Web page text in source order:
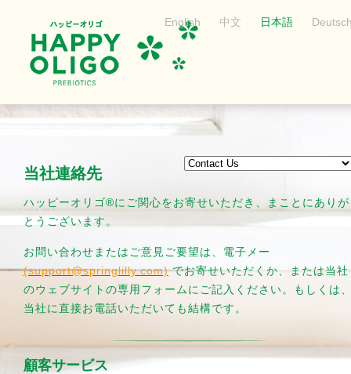
English 中文 日本語
当社連絡先
ハッピーオリゴ®にご関心をお寄せいただき、まことにありが
とうございます。
お問い合わせまたはご意見ご要望は、電子メー
(support@springlilly.com) でお寄せいただくか、または当社
のウェブサイトの専用フォームにご記入ください。もしくは
当社に直接お電話いただいても結構です。
顧客サービス